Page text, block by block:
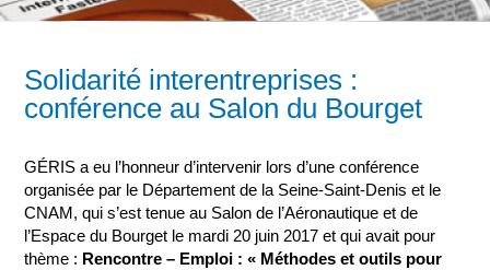
Solidarité interentreprises :
conférence au Salon du Bourget
GÉRIS a eu l’honneur d’intervenir lors d’une conférence
organisée par le Département de la Seine-Saint-Denis et le
CNAM, qui s’est tenue au Salon de l’Aéronautique et de
l’Espace du Bourget le mardi 20 juin 2017 et qui avait pour
thème : Rencontre – Emploi : « Méthodes et outils pour